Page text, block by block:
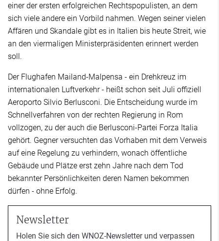
einer der ersten erfolgreichen Rechtspopulisten, an dem
sich viele andere ein Vorbild nahmen. Wegen seiner vielen
Affären und Skandale gibt es in Italien bis heute Streit, wie
an den viermaligen Ministerpräsidenten erinnert werden
soll.
Der Flughafen Mailand-Malpensa - ein Drehkreuz im
internationalen Luftverkehr - heißt schon seit Juli offiziell
Aeroporto Silvio Berlusconi. Die Entscheidung wurde im
Schnellverfahren von der rechten Regierung in Rom
vollzogen, zu der auch die Berlusconi-Partei Forza Italia
gehört. Gegner versuchten das Vorhaben mit dem Verweis
auf eine Regelung zu verhindern, wonach öffentliche
Gebäude und Plätze erst zehn Jahre nach dem Tod
bekannter Persönlichkeiten deren Namen bekommen
dürfen - ohne Erfolg.
Newsletter
Holen Sie sich den WNOZ-Newsletter und verpassen